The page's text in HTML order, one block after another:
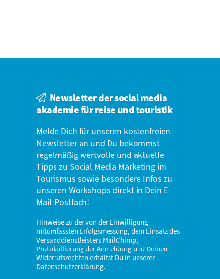
Newsletter der social media
akademie für reise und touristik
Melde Dich für unseren kostenfreien
Newsletter an und Du bekommst
regelmäßig wertvolle und aktuelle
Tipps zu Social Media Marketing im
Tourismus sowie besondere Infos zu
unseren Workshops direkt in Dein E-
Mail-Postfach!
Hinweise zu der von der Einwilligung
mitumfassten Erfolgsmessung, dem Einsatz des
Versanddienstleisters MailChimp,
Protokollierung der Anmeldung und Deinen
Widerrufsrechten erhältst Du in unserer
Datenschutzerklärung.